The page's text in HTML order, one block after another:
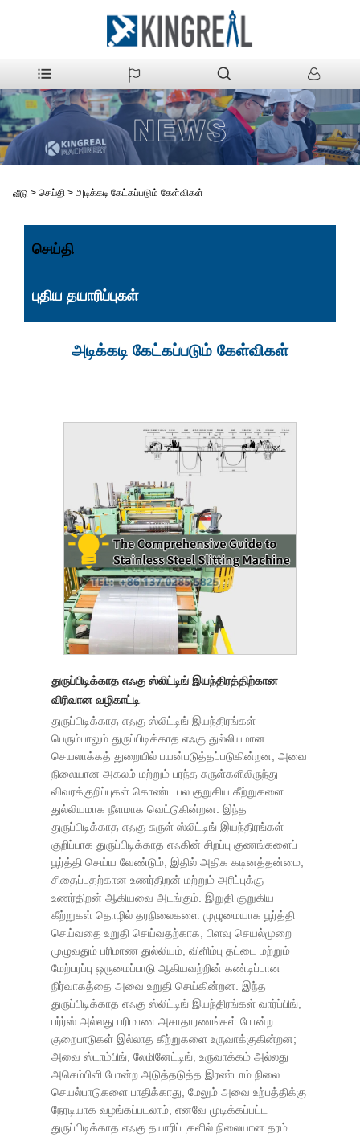
வீடு > செய்தி > அடிக்கடி கேட்கப்படும் கேள்விகள்
செய்தி
புதிய தயாரிப்புகள்
அடிக்கடி கேட்கப்படும் கேள்விகள்
துருப்பிடிக்காத எஃகு ஸ்லிட்டிங் இயந்திரத்திற்கான
விரிவான வழிகாட்டி
துருப்பிடிக்காத எஃகு ஸ்லிட்டிங் இயந்திரங்கள்
பெரும்பாலும் துருப்பிடிக்காத எஃகு துல்லியமான
செயலாக்கத் துறையில் பயன்படுத்தப்படுகின்றன, அவை
நிலையான அகலம் மற்றும் பரந்த சுருள்களிலிருந்து
விவரக்குறிப்புகள் கொண்ட பல குறுகிய கீற்றுகளை
துல்லியமாக நீளமாக வெட்டுகின்றன. இந்த
துருப்பிடிக்காத எஃகு சுருள் ஸ்லிட்டிங் இயந்திரங்கள்
குறிப்பாக துருப்பிடிக்காத எஃகின் சிறப்பு குணங்களைப்
பூர்த்தி செய்ய வேண்டும், இதில் அதிக கடினத்தன்மை,
சிதைப்பதற்கான உணர்திறன் மற்றும் அரிப்புக்கு
உணர்திறன் ஆகியவை அடங்கும். இறுதி குறுகிய
கீற்றுகள் தொழில் தரநிலைகளை முழுமையாக பூர்த்தி
செய்வதை உறுதி செய்வதற்காக, பிளவு செயல்முறை
முழுவதும் பரிமாண துல்லியம், விளிம்பு தட்டை மற்றும்
மேற்பரப்பு ஒருமைப்பாடு ஆகியவற்றின் கண்டிப்பான
நிர்வாகத்தை அவை உறுதி செய்கின்றன. இந்த
துருப்பிடிக்காத எஃகு ஸ்லிட்டிங் இயந்திரங்கள் வார்ப்பிங்,
பர்ர்ஸ் அல்லது பரிமாண அசாதாரணங்கள் போன்ற
குறைபாடுகள் இல்லாத கீற்றுகளை உருவாக்குகின்றன;
அவை ஸ்டாம்பிங், லேமினேட்டிங், உருவாக்கம் அல்லது
அசெம்பிளி போன்ற அடுத்தடுத்த இரண்டாம் நிலை
செயல்பாடுகளை பாதிக்காது, மேலும் அவை உற்பத்திக்கு
நேரடியாக வழங்கப்படலாம், எனவே முடிக்கப்பட்ட
துருப்பிடிக்காத எஃகு தயாரிப்புகளில் நிலையான தரம்